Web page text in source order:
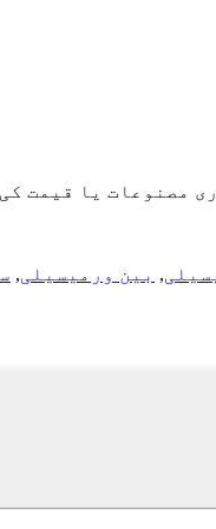
مصنوعات یا قیمت کی فہرست
, بین ورمیسیلی,